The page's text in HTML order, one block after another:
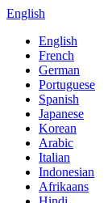
English
English
French
German
Portuguese
Spanish
Japanese
Korean
Arabic
Italian
Indonesian
Afrikaans